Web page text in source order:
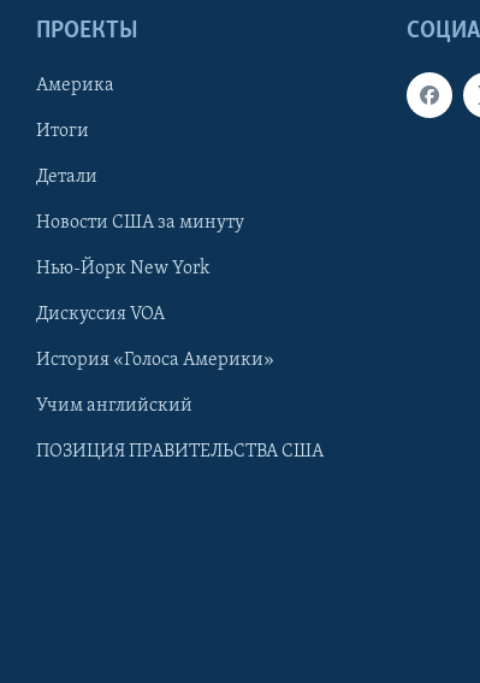
ПРОЕКТЫ
Америка
Итоги
Детали
Новости США за минуту
Нью-Йорк New York
Дискуссия VOA
История «Голоса Америки»
Учим английский
ПОЗИЦИЯ ПРАВИТЕЛЬСТВА США